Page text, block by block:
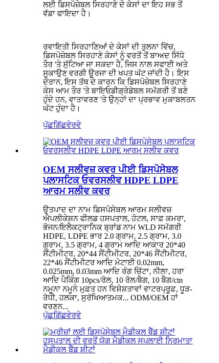
ਲਈ ਡਿਸਪੋਜ਼ੇਬਲ ਸਿਰਹਾਣੇ ਦੇ ਕੇਸਾਂ ਦਾ ਇਹ ਸਭ ਤੋਂ
ਵੱਡਾ ਫਾਇਦਾ ਹੈ।
ਰਵਾਇਤੀ ਸਿਰਹਾਣਿਆਂ ਦੇ ਕੇਸਾਂ ਦੀ ਤੁਲਨਾ ਵਿੱਚ,
ਡਿਸਪੋਜ਼ੇਬਲ ਸਿਰਹਾਣੇ ਕੇਸਾਂ ਨੂੰ ਵਰਤੋਂ ਤੋਂ ਬਾਅਦ ਸਿੱਧੇ
ਤੌਰ 'ਤੇ ਸੁੱਟਿਆ ਜਾ ਸਕਦਾ ਹੈ, ਜਿਸ ਨਾਲ ਸਫਾਈ ਅਤੇ
ਸੁਕਾਉਣ ਵਰਗੀ ਊਰਜਾ ਦੀ ਖਪਤ ਘੱਟ ਜਾਂਦੀ ਹੈ। ਇਸ
ਦੌਰਾਨ, ਇਸ ਤੱਥ ਦੇ ਕਾਰਨ ਕਿ ਡਿਸਪੋਜ਼ੇਬਲ ਸਿਰਹਾਣੇ
ਕੇਸ ਆਮ ਤੌਰ 'ਤੇ ਬਾਇਓਡੀਗ੍ਰੇਡੇਬਲ ਸਮੱਗਰੀ ਤੋਂ ਬਣੇ
ਹੁੰਦੇ ਹਨ, ਵਾਤਾਵਰਣ 'ਤੇ ਉਨ੍ਹਾਂ ਦਾ ਪ੍ਰਭਾਵ ਮੁਕਾਬਲਤਨ
ਘੱਟ ਹੁੰਦਾ ਹੈ।
ਪੁੱਛਗਿੱਛਵੇਰਵੇ
OEM ਸਲੀਵਜ਼ ਕਵਰ ਪੀਈ ਡਿਸਪੋਸੇਬਲ
ਪਲਾਸਟਿਕ ਓਵਰਸਲੀਵ HDPE LDPE
ਆਰਮ ਸਲੀਵ ਕਵਰ
ਉਤਪਾਦ ਦਾ ਨਾਮ ਡਿਸਪੋਸੇਬਲ ਆਰਮ ਸਲੀਵਜ਼
ਐਪਲੀਕੇਸ਼ਨ ਫੀਲਡ ਹਸਪਤਾਲ, ਹੋਟਲ, ਸਾਫ਼ ਕਮਰਾ,
ਭੋਜਨ/ਇਲੈਕਟ੍ਰਾਨਿਕ ਬ੍ਰਾਂਡ ਨਾਮ WLD ਸਮੱਗਰੀ
HDPE, LDPE ਭਾਰ 2.0 ਗ੍ਰਾਮ, 2.5 ਗ੍ਰਾਮ, 3.0
ਗ੍ਰਾਮ, 3.5 ਗ੍ਰਾਮ, 4 ਗ੍ਰਾਮ ਆਦਿ ਆਕਾਰ 20*40
ਸੈਂਟੀਮੀਟਰ, 20*44 ਸੈਂਟੀਮੀਟਰ, 20*46 ਸੈਂਟੀਮੀਟਰ,
22*46 ਸੈਂਟੀਮੀਟਰ ਆਦਿ ਮੋਟਾਈ 0.02mm,
0.025mm, 0.03mm ਆਦਿ ਰੰਗ ਚਿੱਟਾ, ਨੀਲਾ, ਹਰਾ
ਆਦਿ ਪੈਕਿੰਗ 10pcs/ਰੋਲ, 10 ਰੋਲ/ਬੈਗ, 10 ਬੈਗ/ctn
ਨਮੂਨਾ ਨਮੂਨੇ ਮੁਫ਼ਤ ਹਨ ਵਿਸ਼ੇਸ਼ਤਾਵਾਂ ਵਾਟਰਪ੍ਰੂਫ਼, ਧੂੜ-
ਰੋਧੀ, ਹਲਕਾ, ਸੁਰੱਖਿਆਤਮਕ... ODM/OEM ਹਾਂ
ਵਰਣਨ...
ਪੁੱਛਗਿੱਛਵੇਰਵੇ